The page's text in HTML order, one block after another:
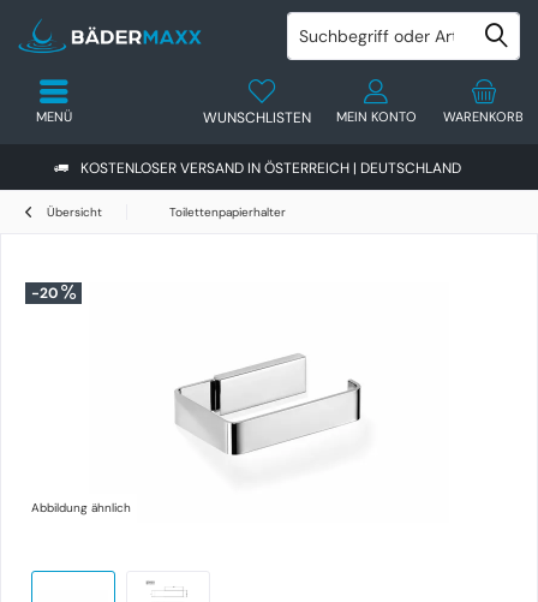
KOSTENLOSER VERSAND IN ÖSTERREICH | DEUTSCHLAND
WARENKORB
WUNSCHLISTEN MEIN KONTO
MENÜ
Übersicht Toilettenpapierhalter
-20
Abbildung ähnlich